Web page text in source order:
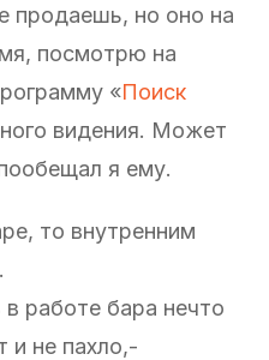
продаешь, но оно на
посмотрю на
«Поиск
видения. Может
я ему.
то внутренним
работе бара нечто
и не пахло,-